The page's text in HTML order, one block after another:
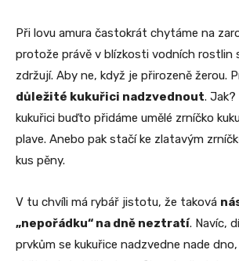
Při lovu amura častokrát chytáme na
protože právě v blízkosti vodních rostlin
zdržují. Aby ne, když je přirozeně žerou.
důležité kukuřici nadzvednout.
kukuřici buďto přidáme umělé zrníčko
plave. Anebo pak stačí ke zlatavým
kus pěny.
V tu chvíli má rybář jistotu, že taková
„nepořádku“ na dně neztratí. Navíc,
prvkům se kukuřice nadzvedne nade